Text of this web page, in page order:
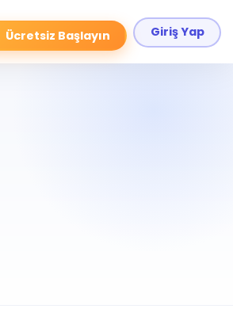
Ücretsiz Başlayın Giriş Yap